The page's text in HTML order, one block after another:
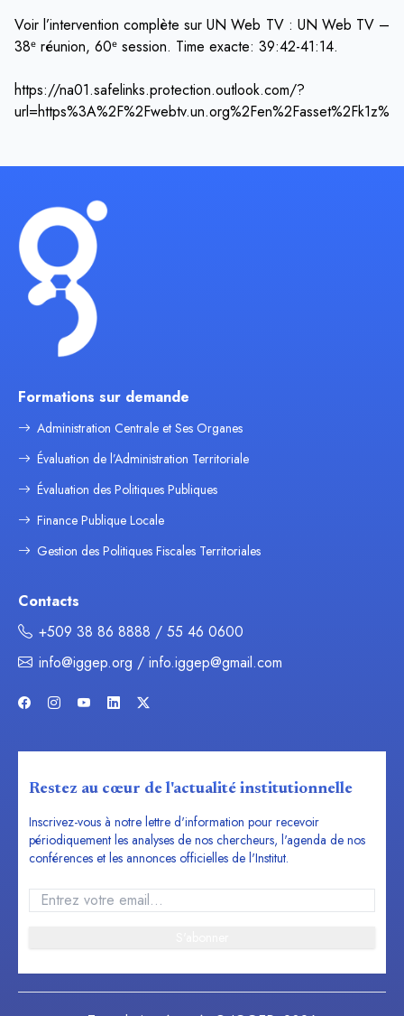
Voir l’intervention complète sur UN Web TV : UN Web TV –
38ᵉ réunion, 60ᵉ session. Time exacte: 39:42-41:14.
https://na01.safelinks.protection.outlook.com/?
Formations sur demande
Administration Centrale et Ses Organes
Évaluation de l’Administration Territoriale
Évaluation des Politiques Publiques
Finance Publique Locale
Gestion des Politiques Fiscales Territoriales
Contacts
+509 38 86 8888 / 55 46 0600
info@iggep.org / info.iggep@gmail.com
Restez au cœur de l'actualité institutionnelle
Inscrivez-vous à notre lettre d'information pour recevoir
périodiquement les analyses de nos chercheurs, l'agenda de nos
conférences et les annonces officielles de l'Institut.